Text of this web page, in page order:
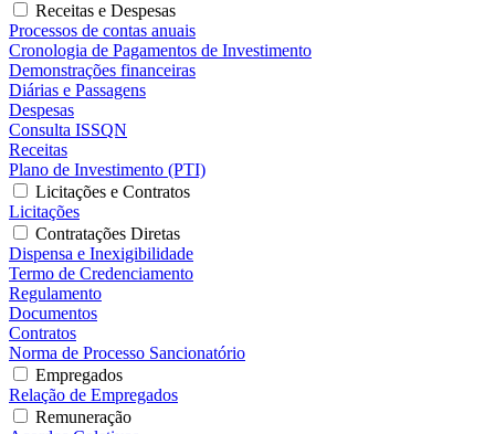
Receitas e Despesas
Processos de contas anuais
Cronologia de Pagamentos de Investimento
Demonstrações financeiras
Diárias e Passagens
Despesas
Consulta ISSQN
Receitas
Plano de Investimento (PTI)
Licitações e Contratos
Licitações
Contratações Diretas
Dispensa e Inexigibilidade
Termo de Credenciamento
Regulamento
Documentos
Contratos
Norma de Processo Sancionatório
Empregados
Relação de Empregados
Remuneração